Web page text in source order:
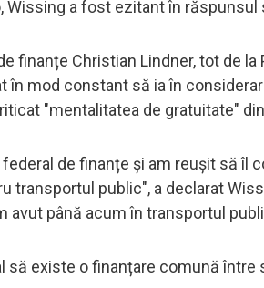
Wissing a fost ezitant în răspunsul
finanțe Christian Lindner, tot de la
mod constant să ia în
"mentalitatea de gratuitate"
de finanțe și am reușit să îl
public", a declarat
avut până acum în transportul
existe o finanțare comună între